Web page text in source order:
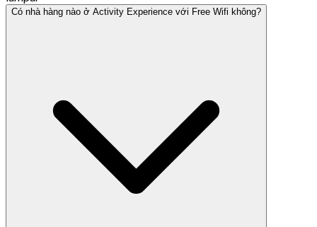
Có nhà hàng nào ở Activity Experience với Free Wifi không?